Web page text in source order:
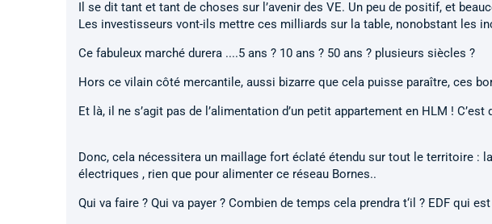
Il se dit tant et tant de choses sur l’avenir des VE. Un peu de positif, et
Les investisseurs vont-ils mettre ces milliards sur la table, nonobstant les
Ce fabuleux marché durera ....5 ans ? 10 ans ? 50 ans ? plusieurs siècles ?
Hors ce vilain côté mercantile, aussi bizarre que cela puisse paraître, ces
Et là, il ne s’agit pas de l’alimentation d’un petit appartement en HLM ! C’est
Donc, cela nécessitera un maillage fort éclaté étendu sur tout le territoire :
électriques , rien que pour alimenter ce réseau Bornes..
Qui va faire ? Qui va payer ? Combien de temps cela prendra t‘il ? EDF qui